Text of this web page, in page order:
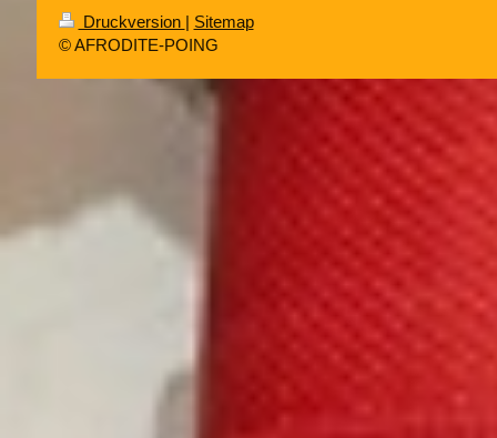
Druckversion | Sitemap
© AFRODITE-POING